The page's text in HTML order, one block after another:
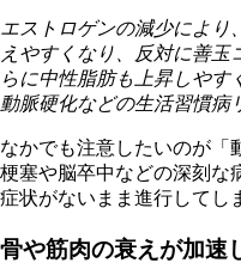
エストロゲンの減少により
えやすくなり、反対に善玉
らに中性脂肪も上昇しやす
動脈硬化などの生活習慣病
なかでも注意したいのが「
梗塞や脳卒中などの深刻な
症状がないまま進行してし
骨や筋肉の衰えが加速